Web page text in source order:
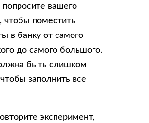
попросите вашего
чтобы поместить
в банку от самого
до самого большого.
быть слишком
заполнить все
эксперимент,